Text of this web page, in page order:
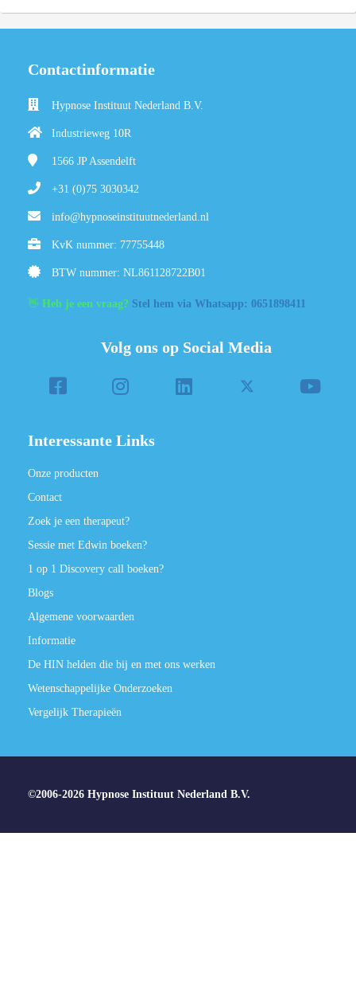
Contactinformatie
Hypnose Instituut Nederland B.V.
Industrieweg 10R
1566 JPAssendelft
+31 (0)75 3030342
info@hypnoseinstituutnederland.nl
KvK nummer: 77755448
BTW nummer: NL861128722B01
👋 Heb je een vraag? Stel hem via Whatsapp: 0651898411
Volg ons op Social Media
Interessante Links
Onze producten
Contact
Zoek je een therapeut?
Sessie met Edwin boeken?
1 op 1 Discovery call boeken?
Blogs
Algemene voorwaarden
Informatie
De HIN helden die bij en met ons werken
Wetenschappelijke Onderzoeken
Vergelijk Therapieën
©2006-2026 Hypnose Instituut Nederland B.V.